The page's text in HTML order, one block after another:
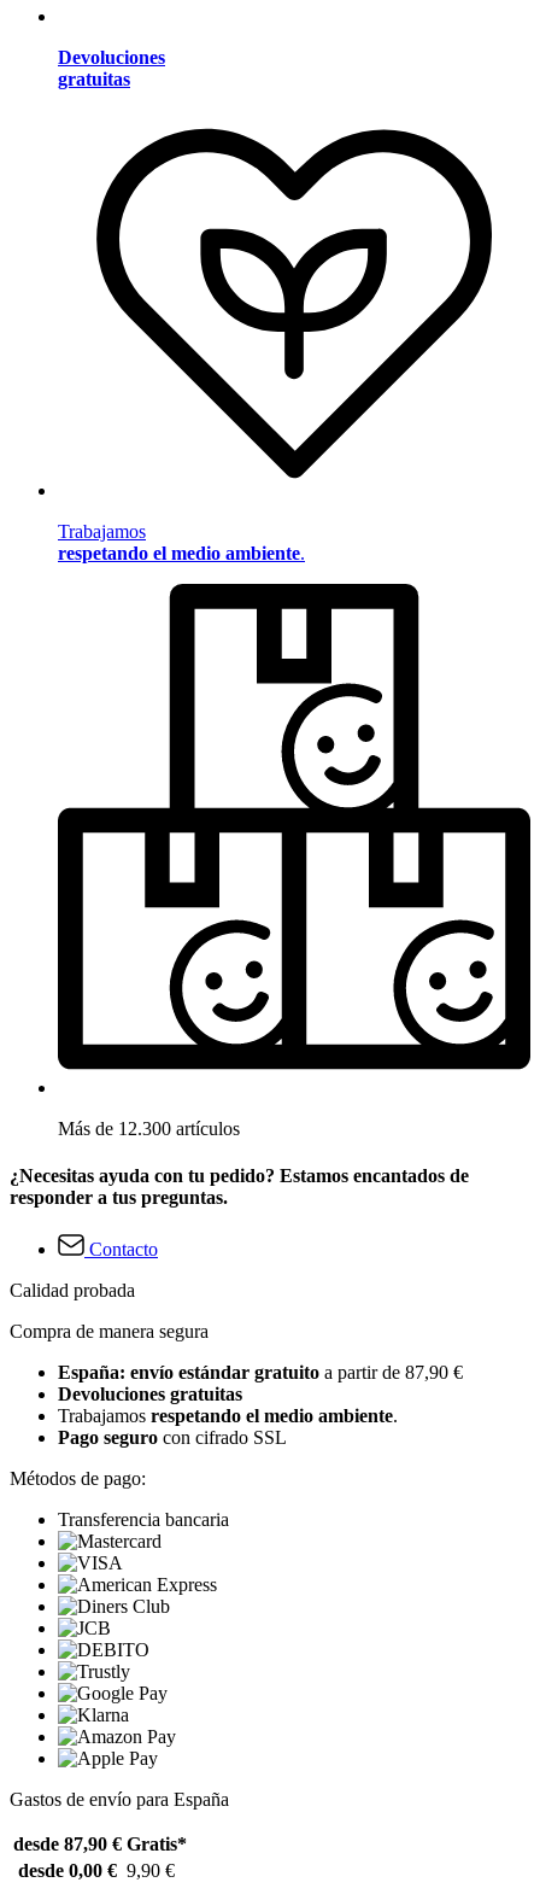
Devoluciones
gratuitas
Trabajamos
respetando el medio ambiente.
Más de 12.300 artículos
¿Necesitas ayuda con tu pedido? Estamos encantados de
responder a tus preguntas.
Contacto
Calidad probada
Compra de manera segura
España: envío estándar gratuito a partir de 87,90 €
Devoluciones gratuitas
Trabajamos respetando el medio ambiente.
Pago seguro con cifrado SSL
Métodos de pago:
Transferencia bancaria
Gastos de envío para España
desde 87,90 € Gratis*
desde 0,00 € 9,90 €